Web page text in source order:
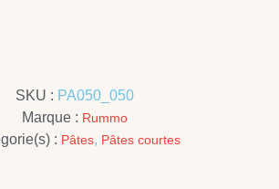
SKU : PA050_050
Marque : Rummo
: Pâtes, Pâtes courtes